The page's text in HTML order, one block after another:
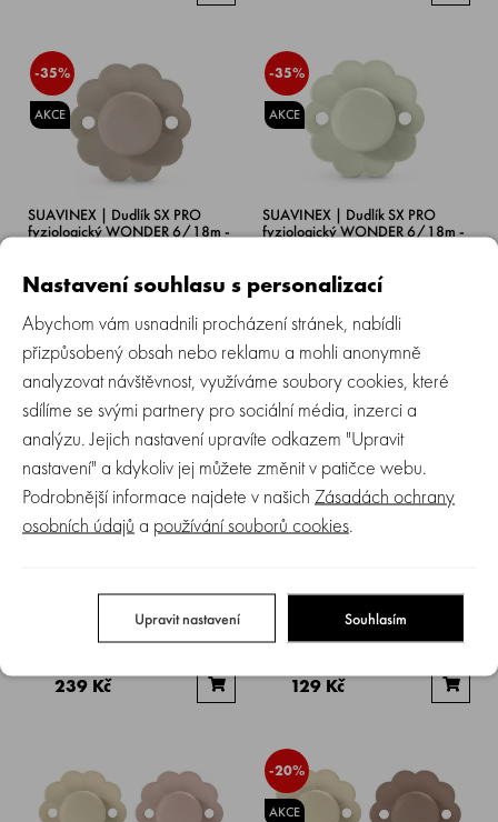
-35%
AKCE
SUAVINEX | Dudlík SX PRO
fyziologický WONDER 6/18m -
Skladem > 5 ks
199 Kč
129 Kč
-35%
AKCE
SUAVINEX | Dudlík SX PRO
fyziologický WONDER 6/18m -
Skladem > 5 ks
199 Kč
129 Kč
-20%
AKCE
0/6m - Almost Aqua + Whitecap
Skladem > 5 ks
239 Kč
-35%
AKCE
Pale Mauve
Skladem > 5 ks
129 Kč
-20%
AKCE
Nastavení souhlasu s personalizací
Abychom vám usnadnili procházení stránek, nabídli
přizpůsobený obsah nebo reklamu a mohli anonymně
analyzovat návštěvnost, využíváme soubory cookies, které
sdílíme se svými partnery pro sociální média, inzerci a
analýzu. Jejich nastavení upravíte odkazem "Upravit
nastavení" a kdykoliv jej můžete změnit v patičce webu.
Podrobnější informace najdete v našich Zásadách ochrany
osobních údajů a používání souborů cookies.
Upravit nastavení Souhlasím